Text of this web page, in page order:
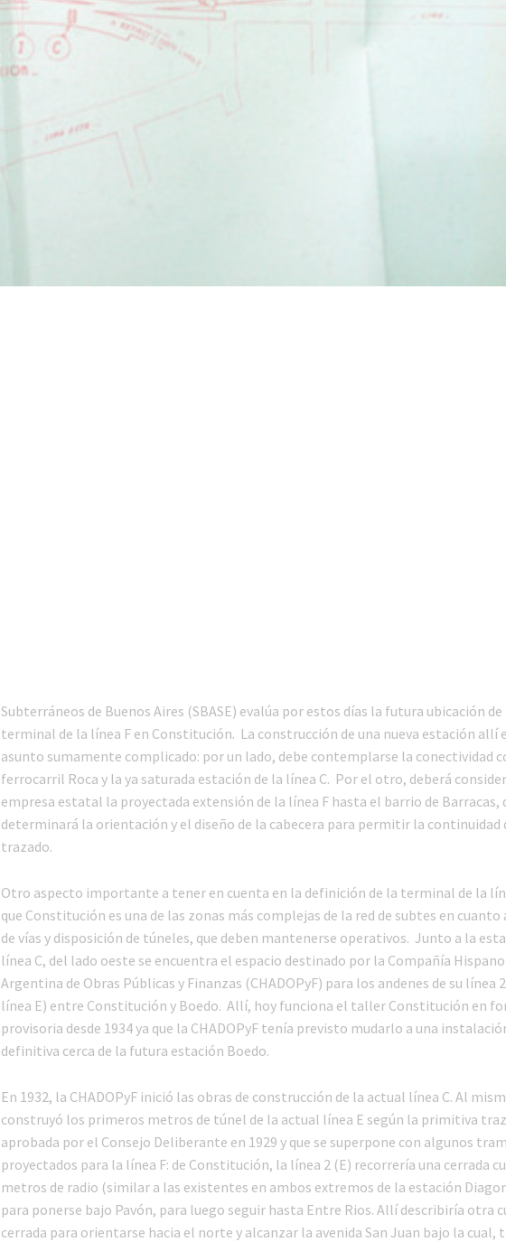
Subterráneos de Buenos Aires (SBASE) evalúa por estos días la futura ubicación de
terminal de la línea F en Constitución. La construcción de una nueva estación allí
asunto sumamente complicado: por un lado, debe contemplarse la conectividad
ferrocarril Roca y la ya saturada estación de la línea C. Por el otro, deberá
empresa estatal la proyectada extensión de la línea F hasta el barrio de Barracas,
determinará la orientación y el diseño de la cabecera para permitir la continuidad
trazado.
Otro aspecto importante a tener en cuenta en la definición de la terminal de la
que Constitución es una de las zonas más complejas de la red de subtes en cuanto
de vías y disposición de túneles, que deben mantenerse operativos. Junto a la
línea C, del lado oeste se encuentra el espacio destinado por la Compañía
Argentina de Obras Públicas y Finanzas (CHADOPyF) para los andenes de su línea
línea E) entre Constitución y Boedo. Allí, hoy funciona el taller Constitución en
provisoria desde 1934 ya que la CHADOPyF tenía previsto mudarlo a una
definitiva cerca de la futura estación Boedo.
En 1932, la CHADOPyF inició las obras de construcción de la actual línea C. Al
construyó los primeros metros de túnel de la actual línea E según la primitiva
aprobada por el Consejo Deliberante en 1929 y que se superpone con algunos
proyectados para la línea F: de Constitución, la línea 2 (E) recorrería una cerrada
metros de radio (similar a las existentes en ambos extremos de la estación
para ponerse bajo Pavón, para luego seguir hasta Entre Rios. Allí describiría otra
cerrada para orientarse hacia el norte y alcanzar la avenida San Juan bajo la cual,